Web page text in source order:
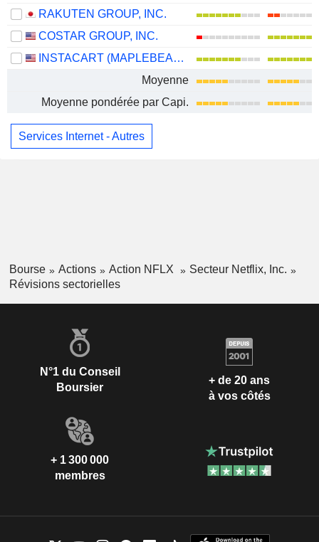
RAKUTEN GROUP, INC.
COSTAR GROUP, INC.
INSTACART (MAPLEBEAR)
Moyenne
Moyenne pondérée par Capi.
Services Internet - Autres
Bourse Actions Action NFLX
Secteur Netflix, Inc.
Révisions sectorielles
N°1 du Conseil
Boursier
+ de 20 ans
à vos côtés
+ 1 300 000
membres